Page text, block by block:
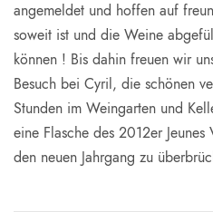
angemeldet und hoffen auf
soweit ist und die Weine
können ! Bis dahin freuen wir
Besuch bei Cyril, die schönen
Stunden im Weingarten und
eine Flasche des 2012er
den neuen Jahrgang zu